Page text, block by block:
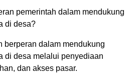
pemerintah dalam mendukung
di desa?
berperan dalam mendukung
di desa melalui penyediaan
dan akses pasar.